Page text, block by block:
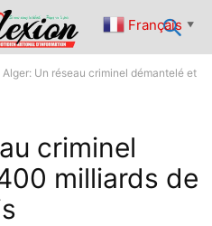
Alger: Un réseau criminel démantelé et
criminel
milliards de
Français ▼